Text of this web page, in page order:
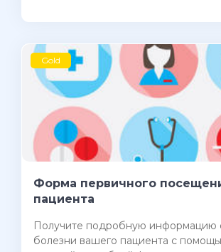
Gold
Форма первичного
пациента
Получите подробную информацию
болезни вашего пациента с